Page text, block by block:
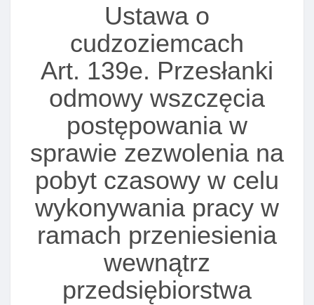
Ustawa o
cudzoziemcach
Art. 139e. Przesłanki
odmowy wszczęcia
postępowania w
sprawie zezwolenia na
pobyt czasowy w celu
wykonywania pracy w
ramach przeniesienia
wewnątrz
przedsiębiorstwa
Art. 121. Obowiązek zawiadomienia o utracie
Art. 122. Inne przesłanki cofnięcia zezwolenia na
pobyt czasowy I pracę
Art. 123. Wyłączenie stosowania niektórych
przepisów ustawy
Art. 124. Zawiadomienie o cofnięciu zezwolenia na
pobyt czasowy I pracę
Art. 125. Odesłanie do przepisów ustawy o
promocji zatrudnienia I instytucjach rynku pracy
Art. 126. Zezwolenie na pobyt czasowy I pracę dla
cudzoziemca pełniącego funkcję w zarządzie
osoby prawnej podlegającej wpisowi do rejestru
przedsiębiorców
Rozdział 3. Zezwolenie na pobyt czasowy w celu
wykonywania pracy w zawodzie wymagającym
wysokich kwalifikacji